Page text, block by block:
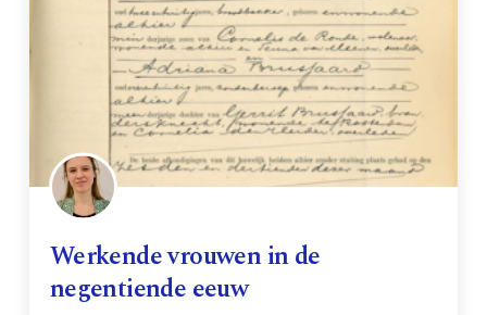
Werkende vrouwen in de
negentiende eeuw